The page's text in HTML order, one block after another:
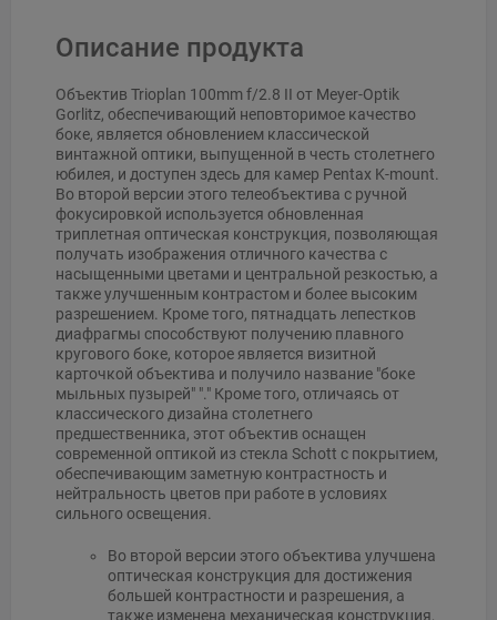
Описание продукта
Объектив Trioplan 100mm f/2.8 II от Meyer-Optik
Gorlitz, обеспечивающий неповторимое качество
боке, является обновлением классической
винтажной оптики, выпущенной в честь столетнего
юбилея, и доступен здесь для камер Pentax K-mount.
Во второй версии этого телеобъектива с ручной
фокусировкой используется обновленная
триплетная оптическая конструкция, позволяющая
получать изображения отличного качества с
насыщенными цветами и центральной резкостью, а
также улучшенным контрастом и более высоким
разрешением. Кроме того, пятнадцать лепестков
диафрагмы способствуют получению плавного
кругового боке, которое является визитной
карточкой объектива и получило название "боке
мыльных пузырей" "." Кроме того, отличаясь от
классического дизайна столетнего
предшественника, этот объектив оснащен
современной оптикой из стекла Schott с покрытием,
обеспечивающим заметную контрастность и
нейтральность цветов при работе в условиях
сильного освещения.
Во второй версии этого объектива улучшена
оптическая конструкция для достижения
большей контрастности и разрешения, а
также изменена механическая конструкция,